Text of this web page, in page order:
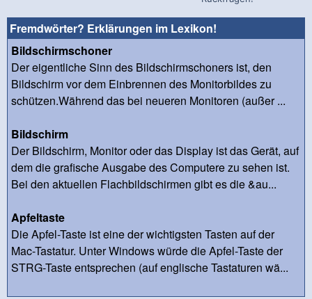
Fremdwörter? Erklärungen im Lexikon!
Bildschirmschoner
Der eigentliche Sinn des Bildschirmschoners ist, den
Bildschirm vor dem Einbrennen des Monitorbildes zu
schützen.Während das bei neueren Monitoren (außer ...
Bildschirm
Der Bildschirm, Monitor oder das Display ist das Gerät, auf
dem die grafische Ausgabe des Computere zu sehen ist.
Bei den aktuellen Flachbildschirmen gibt es die &au...
Apfeltaste
Die Apfel-Taste ist eine der wichtigsten Tasten auf der
Mac-Tastatur. Unter Windows würde die Apfel-Taste der
STRG-Taste entsprechen (auf englische Tastaturen wä...